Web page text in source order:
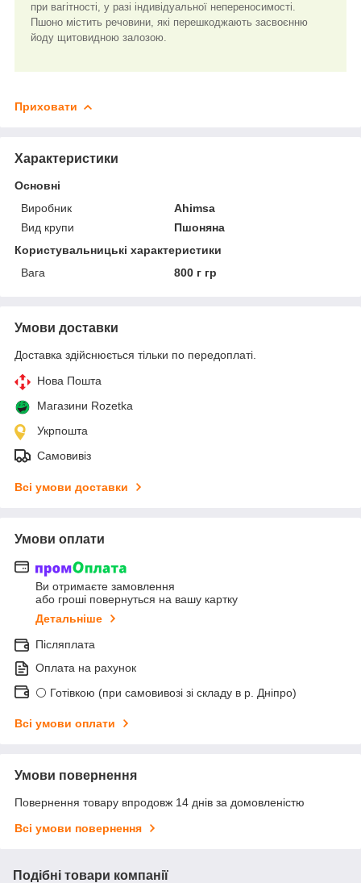
при вагітності, у разі індивідуальної непереносимості.
Пшоно містить речовини, які перешкоджають засвоєнню
йоду щитовидною залозою.
Приховати
Характеристики
Основні
Виробник
Ahimsa
Вид крупи
Пшоняна
Користувальницькі характеристики
Вага
800 г гр
Умови доставки
Доставка здійснюється тільки по передоплаті.
Нова Пошта
Магазини Rozetka
Укрпошта
Самовивіз
Всі умови доставки
Умови оплати
Ви отримаєте замовлення
або гроші повернуться на вашу картку
Детальніше
Післяплата
Оплата на рахунок
⚪ Готівкою (при самовивозі зі складу в р. Дніпро)
Всі умови оплати
Умови повернення
Повернення товару впродовж 14 днів за домовленістю
Всі умови повернення
Подібні товари компанії